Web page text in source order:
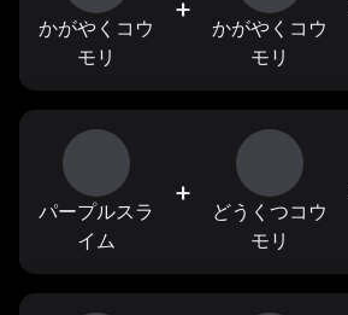
かがやくコウ
モリ
+
かがやくコウ
モリ
パープルスラ
イム
+
どうくつコウ
モリ